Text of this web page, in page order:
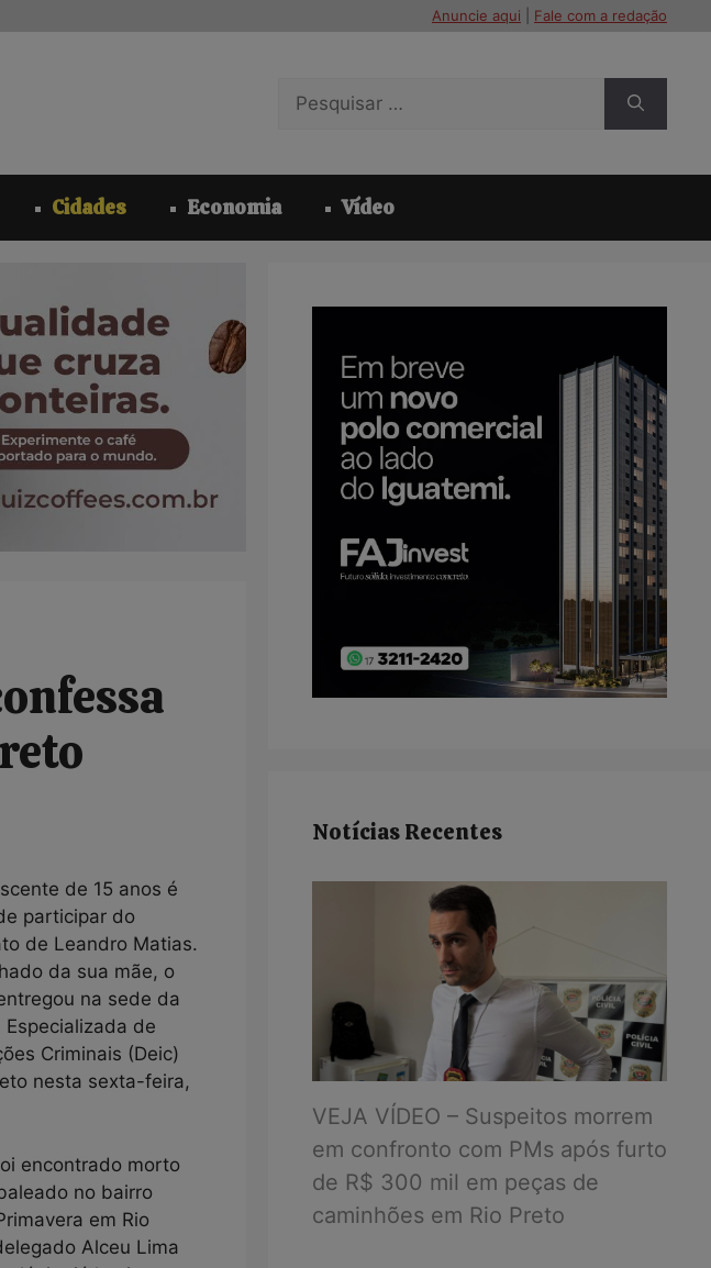
Anuncie aqui Fale com a redação
por:
Cidades Economia Vídeo
de 15 anos é
participar do
de Leandro Matias.
da sua mãe, o
na sede da
Especializada de
Criminais (Deic)
nesta sexta-feira,
encontrado morto
no bairro
em Rio
Alceu Lima
Notícias Recentes
VEJA VÍDEO – Suspeitos morrem
em confronto com PMs após furto
de R$ 300 mil em peças de
caminhões em Rio Preto